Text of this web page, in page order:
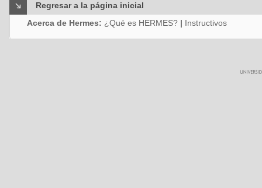
Regresar a la página inicial
Acerca de Hermes: ¿Qué es HERMES? | Instructivos